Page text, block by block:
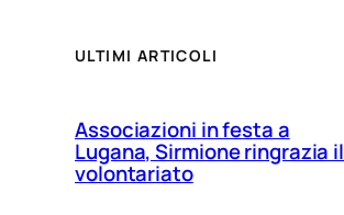
ULTIMI ARTICOLI
Associazioni in festa a
Lugana, Sirmione ringrazia il
volontariato